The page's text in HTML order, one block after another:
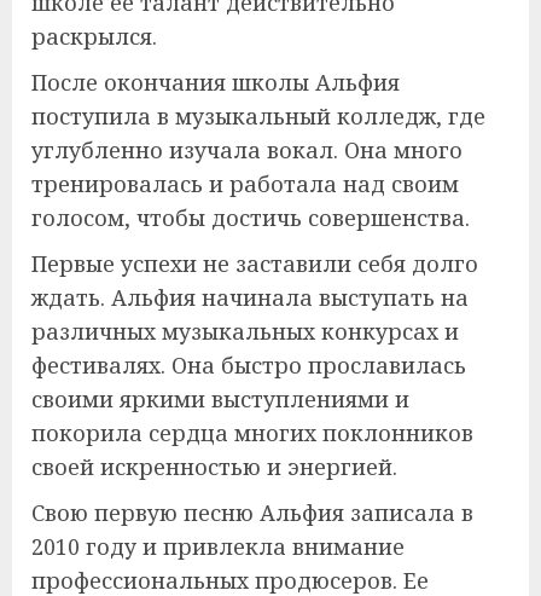
раскрылся.
После окончания школы Альфия
поступила в музыкальный колледж, где
углубленно изучала вокал. Она много
тренировалась и работала над своим
голосом, чтобы достичь совершенства.
Первые успехи не заставили себя долго
ждать. Альфия начинала выступать на
различных музыкальных конкурсах и
фестивалях. Она быстро прославилась
своими яркими выступлениями и
покорила сердца многих поклонников
своей искренностью и энергией.
Свою первую песню Альфия записала в
2010 году и привлекла внимание
профессиональных продюсеров. Ее